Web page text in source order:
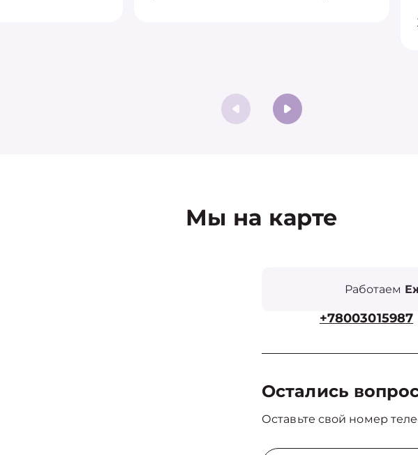
Мы на карте
Работаем
+78003015987
Остались
Оставьте свой номер